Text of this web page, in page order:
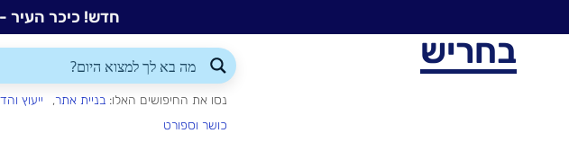
חדש! כיכר העיר
בחריש
נסו את החיפושים האלו: בניית אתר ייעוץ
כושר וספורט